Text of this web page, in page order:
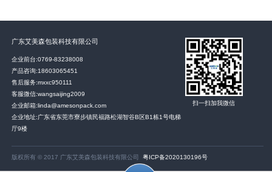
广东艾美森包装科技有限公司
企业前台:0769-83238008
产品咨询:18603065451
售后服务:mxxc950111
客服微信:wangsaijing2009
企业邮箱:linda@amesonpack.com
企业地址:广东省东莞市寮步镇民福路松湖智谷B区B1栋1号电梯
厅9楼
扫一扫加我微信
版权所有 © 2017 广东艾美森包装科技有限公司粤ICP备2020130196号